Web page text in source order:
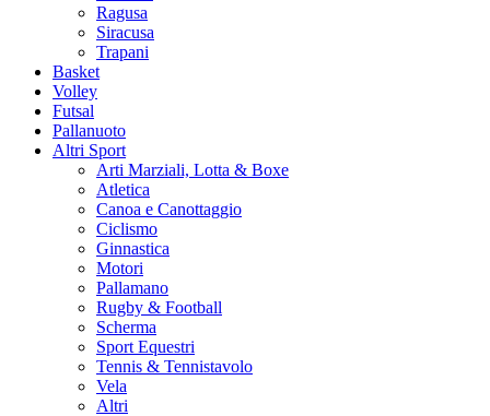
Ragusa
Siracusa
Trapani
Basket
Volley
Futsal
Pallanuoto
Altri Sport
Arti Marziali, Lotta & Boxe
Atletica
Canoa e Canottaggio
Ciclismo
Ginnastica
Motori
Pallamano
Rugby & Football
Scherma
Sport Equestri
Tennis & Tennistavolo
Vela
Altri